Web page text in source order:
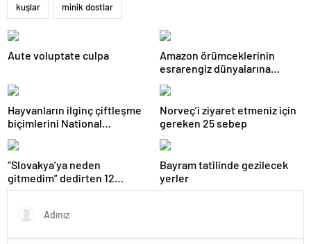
kuşlar minik dostlar
Aute voluptate culpa
Amazon örümceklerinin
esrarengiz dünyalarına
Hayvanların ilginç çiftleşme
biçimlerini National
Norveç’i ziyaret etmeniz için
gereken 25 sebep
“Slovakya’ya neden
gitmedim” dedirten 12
fotoğraf
Bayram tatilinde gezilecek
yerler